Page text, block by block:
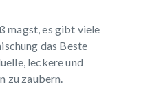
magst, es gibt viele
das Beste
leckere und
zu zaubern.